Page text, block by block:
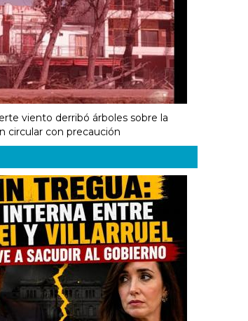
viento derribó árboles sobre la
circular con precaución